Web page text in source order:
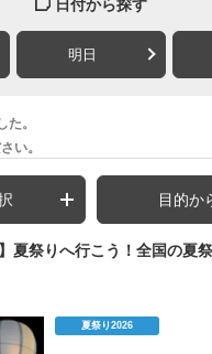
日付から探す
明日
。
い。
目的か
夏祭りへ行こう！全国の夏
夏祭り2026